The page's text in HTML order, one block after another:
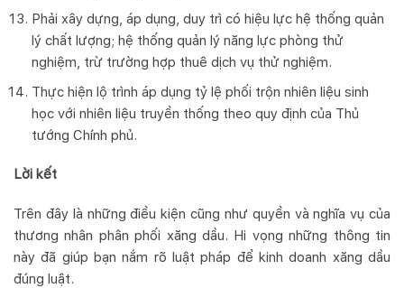
Phải xây dựng, áp dụng, duy trì có hiệu lực hệ thống quản
lý chất lượng; hệ thống quản lý năng lực phòng thử
nghiệm, trừ trường hợp thuê dịch vụ thử nghiệm.
Thực hiện lộ trình áp dụng tỷ lệ phối trộn nhiên liệu sinh
học với nhiên liệu truyền thống theo quy định của Thủ
tướng Chính phủ.
Lời kết
Trên đây là những điều kiện cũng như quyền và nghĩa vụ của
thương nhân phân phối xăng dầu. Hi vọng những thông tin
này đã giúp bạn nắm rõ luật pháp để kinh doanh xăng dầu
đúng luật.